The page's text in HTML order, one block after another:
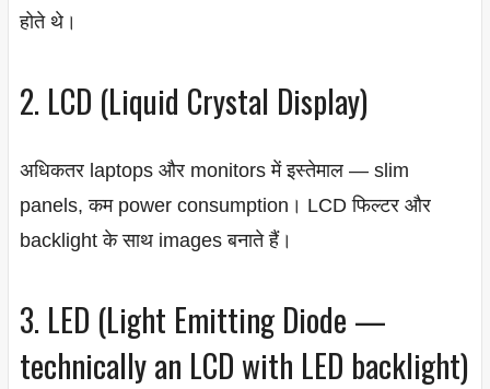
होते थे।
2. LCD (Liquid Crystal Display)
अधिकतर laptops और monitors में इस्तेमाल — slim
panels, कम power consumption। LCD फिल्टर और
backlight के साथ images बनाते हैं।
3. LED (Light Emitting Diode —
technically an LCD with LED backlight)